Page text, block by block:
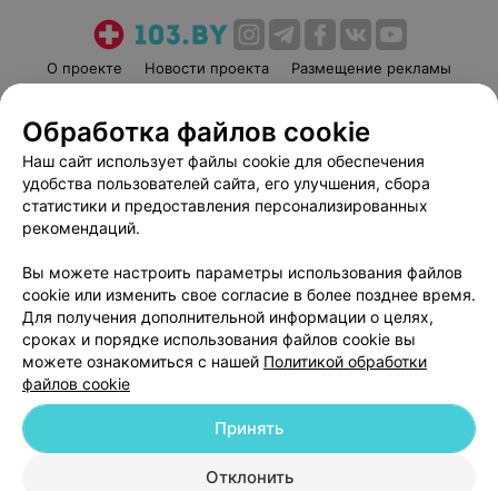
О проекте Новости проекта
Размещение рекламы
Пользовательское соглашение
Способы оплаты
Вакансии
Партнеры
Написать руководителю 103.by
Обработка персональных данных
© 2026 ООО «Артокс Лаб», УНП 191700409
| 220012, Республика Беларусь,
Обработка файлов cookie
Наш сайт использует файлы cookie для обеспечения
удобства пользователей сайта, его улучшения, сбора
статистики и предоставления персонализированных
рекомендаций.
Вы можете настроить параметры использования файлов
cookie или изменить свое согласие в более позднее время.
Для получения дополнительной информации о целях,
сроках и порядке использования файлов cookie вы
можете ознакомиться с нашей Политикой обработки
файлов cookie
Отклонить
Принять